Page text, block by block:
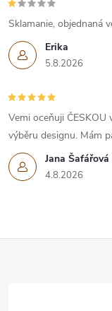
Erika
5.8.2026
Sklamanie, objednaná
Jana Šafářová
4.8.2026
Vemi oceňuji
výběru designu. Mám